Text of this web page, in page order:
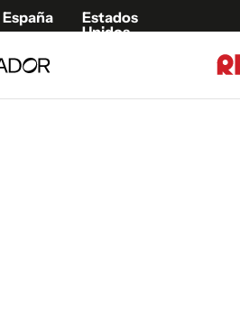
España
Estados
Unidos